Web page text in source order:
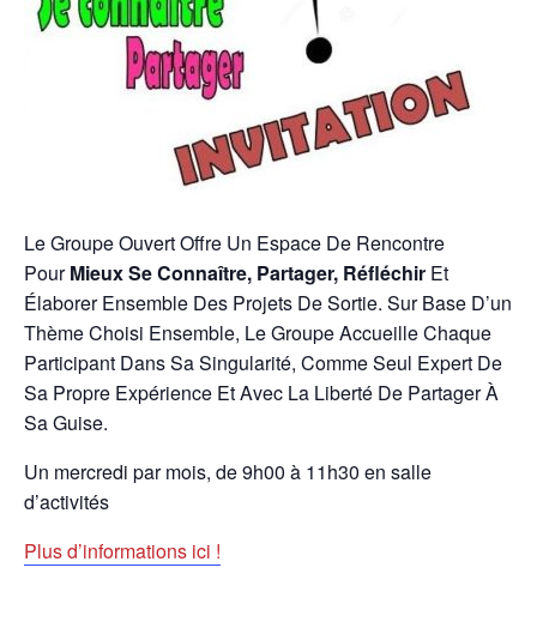
Le Groupe Ouvert Offre Un Espace De Rencontre
PourMieux Se Connaître, Partager, Réfléchir Et
Élaborer Ensemble Des Projets De Sortie. Sur Base D’un
Thème Choisi Ensemble, Le Groupe Accueille Chaque
Participant Dans Sa Singularité, Comme Seul Expert De
Sa Propre Expérience Et Avec La Liberté De Partager À
Sa Guise.
Un mercredi par mois, de 9h00 à 11h30 en salle
d’activités
Plus d’informations ici !